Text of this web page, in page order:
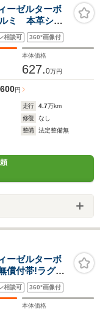
ーゼルターボ
ミ 本革シー
サンルー
シートヒー
スポットア
相談可 360°画像付
本体価格
627.0万円
円
走行 4.7万km
修復
なし
整備
法定整備無
ーゼルターボ
償付帯!ラグジ
ンパー ハーマ
相談可 360°画像付
本体価格